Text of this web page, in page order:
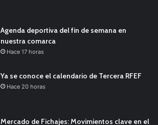
Agenda deportiva del fin de semana en
nuestra comarca
Hace 17 horas
Ya se conoce el calendario de Tercera RFEF
Hace 20 horas
Mercado de Fichajes: Movimientos clave en el